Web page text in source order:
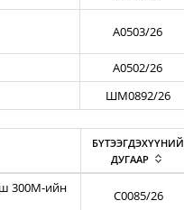
A0503/26
A0502/26
ШМ0892/26
БҮТЭЭГДЭХҮҮНИЙ
ДУГААР
300М-ийн
C0085/26